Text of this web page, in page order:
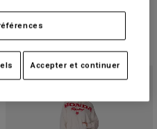
Accepter et continuer